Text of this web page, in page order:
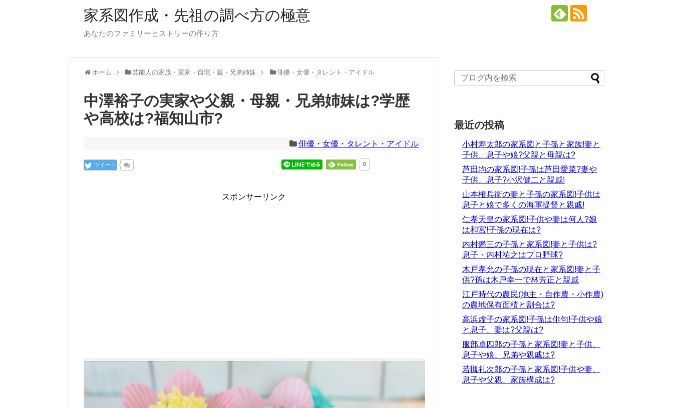
家系図作成・先祖の調べ方の極意
あなたのファミリーヒストリーの作り方
ホーム 芸能人の家族・実家・自宅・親・兄弟姉妹 俳優・女優・タレント・アイドル
中澤裕子の実家や父親・母親・兄弟姉妹は?学歴
や高校は?福知山市?
俳優・女優・タレント・アイドル
ツイート 0
スポンサーリンク
最近の投稿
小村寿太郎の家系図と子孫と家族!妻と
子供、息子や娘?父親と母親は?
芦田均の家系図!子孫は芦田愛菜?妻や
子供、息子?小沢健二と親戚!
山本権兵衛の妻と子孫の家系図!子供は
息子と娘で多くの海軍提督と親戚!
仁孝天皇の家系図!子供や妻は何人?娘
は和宮!子孫の現在は?
内村鑑三の子孫と家系図!妻と子供は?
息子・内村祐之はプロ野球?
木戸孝允の子孫の現在と家系図!妻と子
供?孫は木戸幸一で林芳正と親戚
江戸時代の農民(地主・自作農・小作農)
の農地保有面積と割合は?
高浜虚子の家系図!子孫は俳句!子供や娘
と息子、妻は?父親は?
服部卓四郎の子孫と家系図!妻と子供、
息子や娘、兄弟や親戚は?
若槻礼次郎の子孫と家系図!子供や妻、
息子や父親、家族構成は?